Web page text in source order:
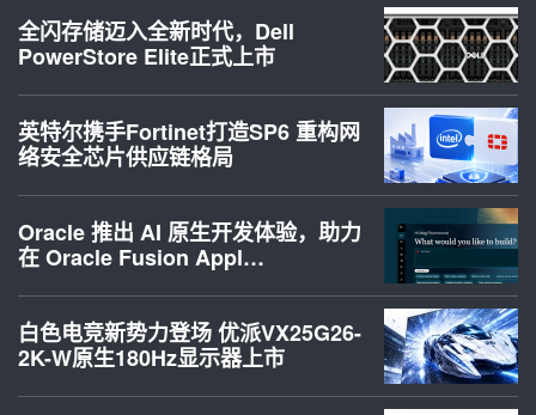
全闪存储迈入全新时代，Dell
PowerStore Elite正式上市
英特尔携手Fortinet打造SP6 重构网
络安全芯片供应链格局
Oracle 推出 AI 原生开发体验，助力
在 Oracle Fusion Appl…
白色电竞新势力登场 优派VX25G26-
2K-W原生180Hz显示器上市